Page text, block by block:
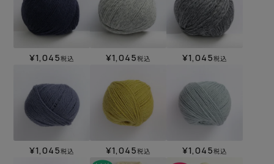
¥1,045税込 ¥1,045税込 ¥1,045税込
¥1,045税込 ¥1,045税込 ¥1,045税込